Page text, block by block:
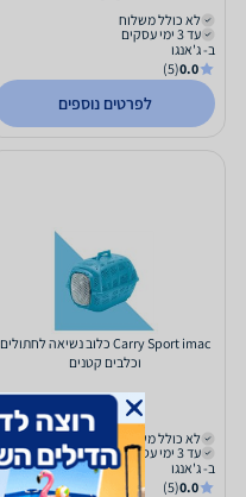
לא כולל משלוח
עד 3 ימי עסקים
ב- ג'אנגו
0.0
(5)
לפרטים נוספים
Carry Sport imac כלוב נשיאה לחתולים
וכלבים קטנים
99
₪
לא כולל משלוח
עד 3 ימי עסקים
ב- ג'אנגו
0.0
(5)